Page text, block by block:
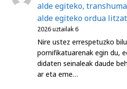
alde egiteko,
alde egiteko ordua
2026 uztailak 6
Nire ustez errespetuzko
pornifikatuarenak egin du,
didaten seinaleak daude
ar eta eme…